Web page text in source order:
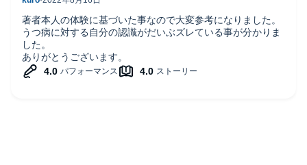
著者本人の体験に基づいた事なので大変参考になりました。
うつ病に対する自分の認識がだいぶズレている事が分かりま
した。
ありがとうございます。